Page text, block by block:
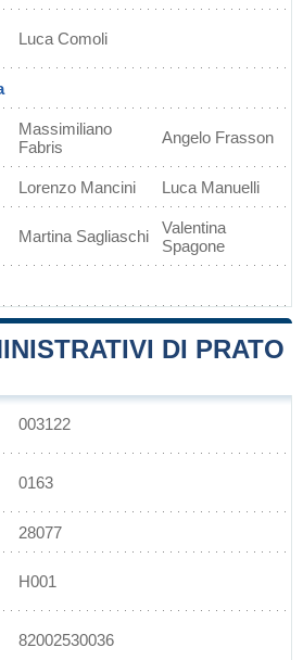
Luca Comoli
Massimiliano
Fabris
Angelo Frasson
Lorenzo Mancini Luca Manuelli
Martina Sagliaschi
Valentina
Spagone
DI PRATO
003122
0163
28077
H001
82002530036